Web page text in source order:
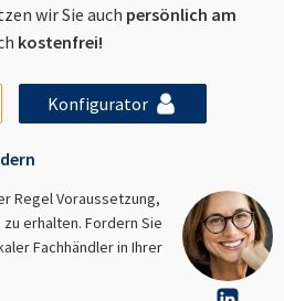
wir Sie auch persönlich am
kostenfrei!
Konfigurator
Regel Voraussetzung,
erhalten. Fordern Sie
Fachhändler in Ihrer